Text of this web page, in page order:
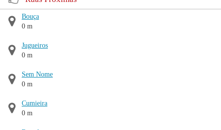
Bouça
0 m
Jugueiros
0 m
Sem Nome
0 m
Cumieira
0 m